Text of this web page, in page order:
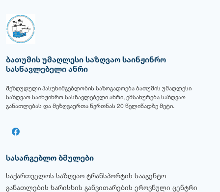
ბათუმის უმაღლესი საზღვაო საინჟინრო
სასწავლებელი ანრი
შეზღუდული პასუხიმგებლობის საზოგადოება ბათუმის უმაღლესი
საზღვაო საინჟინრო სასწავლებელი ანრი, ემსახურება საზღვაო
განათლებას და მეზღვაურთა წვრთნას 20 წელიწადზე მეტი.
სასარგებლო ბმულები
საქართველოს საზღვაო ტრანსპორტის სააგენტო
განათლების ხარისხის განვითარების ეროვნული ცენტრი